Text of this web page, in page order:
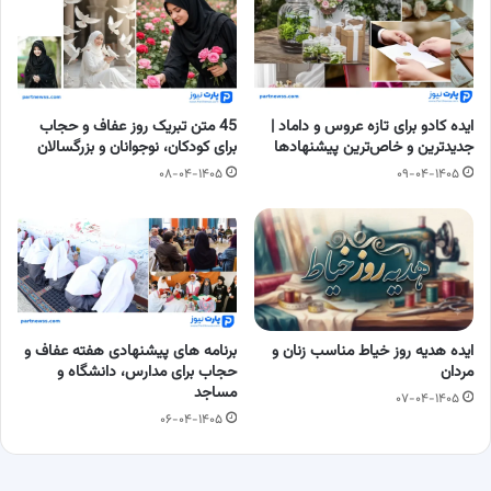
ایده کادو برای تازه عروس و داماد |
جدیدترین و خاص‌ترین پیشنهادها
۰۹-۰۴-۱۴۰۵
45 متن تبریک روز عفاف و حجاب
برای کودکان، نوجوانان و بزرگسالان
۰۸-۰۴-۱۴۰۵
ایده هدیه روز خیاط مناسب زنان و
مردان
۰۷-۰۴-۱۴۰۵
برنامه های پیشنهادی هفته عفاف و
حجاب برای مدارس، دانشگاه و
مساجد
۰۶-۰۴-۱۴۰۵